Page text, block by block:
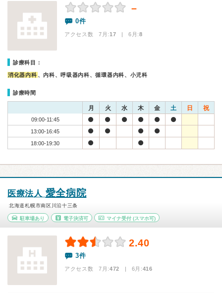
－
0件
アクセス数 7月:17 | 6月:8
診療科目：
消化器内科 、内科、呼吸器内科、循環器内科、小児科
診療時間
月 火 水 木 金 土 日 祝
09:00-11:45
13:00-16:45
18:00-19:30
医療法人 愛全病院
北海道札幌市南区川沿十三条
駐車場あり 電子決済可 マイナ受付 (スマホ可)
2.40
3件
アクセス数 7月:472 | 6月:416